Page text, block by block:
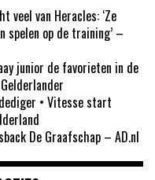
veel van Heracles: ‘Ze
spelen op de training’ –
junior de favorieten in de
• Vitesse start
De Graafschap – AD.nl